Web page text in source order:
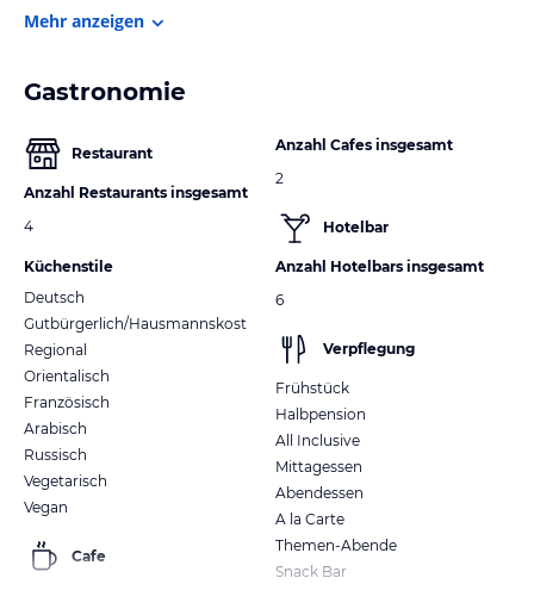
Mehr anzeigen
Gastronomie
Restaurant
Anzahl Restaurants insgesamt
4
Küchenstile
Deutsch
Gutbürgerlich/Hausmannskost
Regional
Orientalisch
Französisch
Arabisch
Russisch
Vegetarisch
Vegan
Cafe
Anzahl Cafes insgesamt
2
Hotelbar
Anzahl Hotelbars insgesamt
6
Verpflegung
Frühstück
Halbpension
All Inclusive
Mittagessen
Abendessen
A la Carte
Themen-Abende
Snack Bar